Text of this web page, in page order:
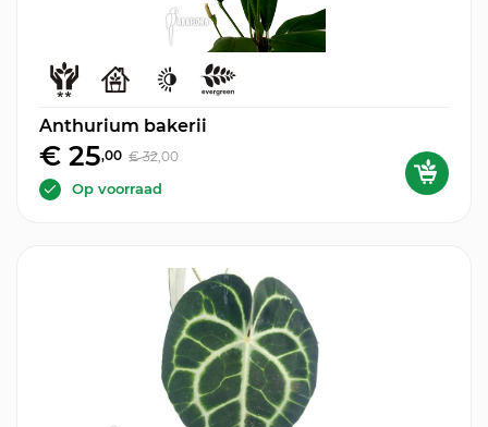
Anthurium bakerii
€ 25,00 € 32,00
Op voorraad